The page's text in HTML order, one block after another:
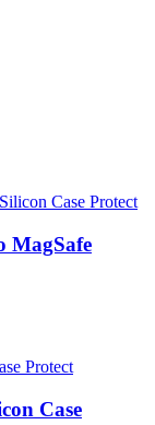
MagSafe
Case